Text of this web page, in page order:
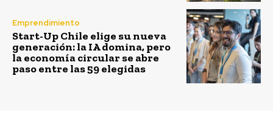
Emprendimiento
Start-Up Chile elige su nueva
generación: la IA domina, pero
la economía circular se abre
paso entre las 59 elegidas